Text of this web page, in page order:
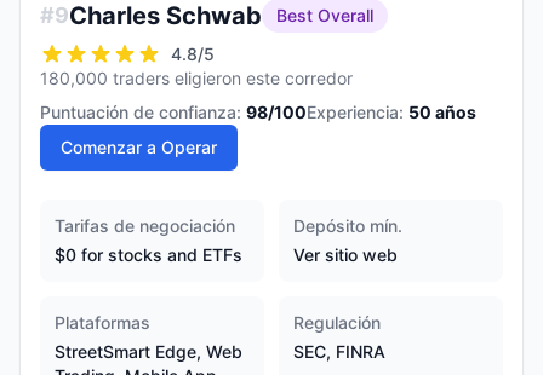
#9Charles Schwab
Best Overall
4.8/5
180,000 traders eligieron este corredor
Puntuación de confianza: 98/100Experiencia: 50 años
Comenzar a Operar
Tarifas de negociación
$0 for stocks and ETFs
Depósito mín.
Ver sitio web
Plataformas
StreetSmart Edge, Web
Regulación
SEC, FINRA